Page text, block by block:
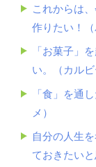
これからは
作りたい！（
「お菓子」
い。（カルビ
「食」を通
メ）
自分の人生
ておきたいと